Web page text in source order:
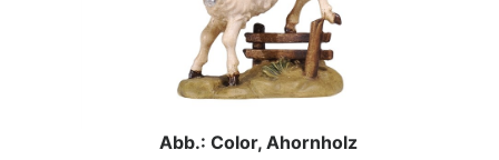
Abb.: Color, Ahornholz